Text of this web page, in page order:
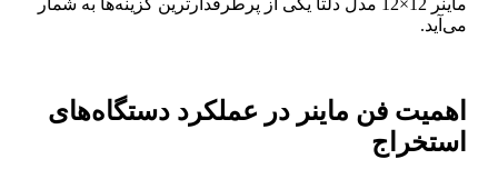
می‌آید.
اهمیت فن ماینر در عملکرد دستگاه‌های
استخراج